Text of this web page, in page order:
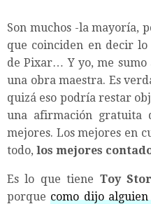
Son muchos -la mayoría,
que coinciden en decir
de Pixar… Y yo, me
una obra maestra. Es
quizá eso podría restar
una afirmación gratuita
mejores. Los mejores en
todo, los mejores
Es lo que tiene Toy
porque como dijo